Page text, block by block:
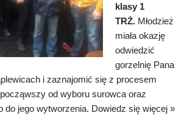
klasy 1
TRŻ. Młodzież
miała okazję
odwiedzić
gorzelnię Pana
i zaznajomić się z procesem
od wyboru surowca oraz
do jego wytworzenia. Dowiedz się więcej »